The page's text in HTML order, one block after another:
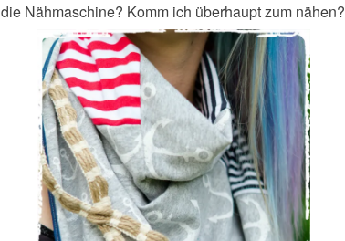
die Nähmaschine? Komm ich überhaupt zum nähen?